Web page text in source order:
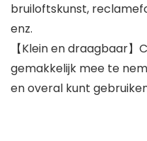
bruiloftskunst,
enz.
【Klein en draagbaar
gemakkelijk mee te
en overal kunt